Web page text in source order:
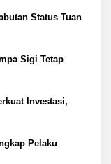
Status Tuan
Sigi Tetap
Investasi,
Pelaku